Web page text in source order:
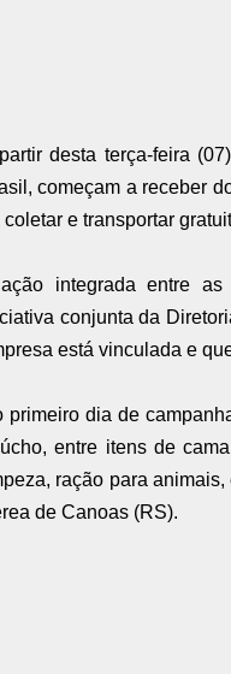
desta terça-feira
começam a receber
coletar e transportar
integrada entre as
conjunta da
está vinculada e
primeiro dia de
entre itens de
ração para
de Canoas (RS).